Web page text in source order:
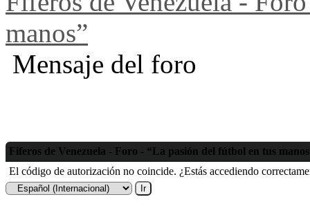
manos”
Mensaje del foro
Fiferos de Venezuela - Foro - “La pasión del fútbol en tus
El código de autorización no coincide. ¿Estás accediendo